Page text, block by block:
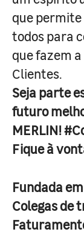
que
todos para
que fazem
Clientes.
Seja parte
futuro
MERLIN!
Fique à
Fundada em
Colegas de